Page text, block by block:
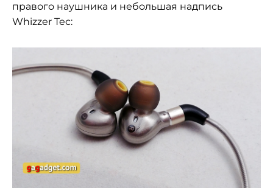
правого наушника и небольшая надпись
Whizzer Tec: